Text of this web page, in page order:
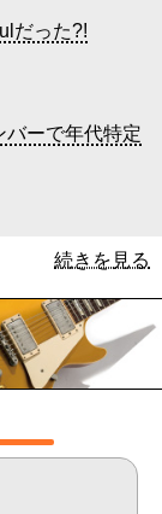
だった?!
バーで年代特定
続きを見る